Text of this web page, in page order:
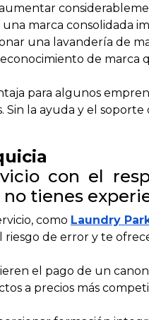
marca consolidada
una lavandería de
de
para algunos
la ayuda y el
con el
tienes
como Laundry
de error y te
el pago de un
a precios más